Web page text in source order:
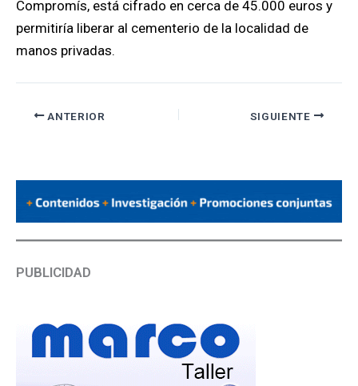
Compromís, está cifrado en cerca de 45.000 euros y
permitiría liberar al cementerio de la localidad de
manos privadas.
ANTERIOR SIGUIENTE
PUBLICIDAD